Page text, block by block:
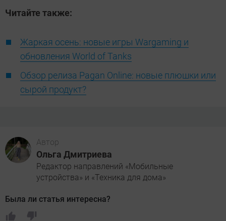
Читайте также:
Жаркая осень: новые игры Wargaming и
обновления World of Tanks
Обзор релиза Pagan Online: новые плюшки или
сырой продукт?
Автор
Ольга Дмитриева
Редактор направлений «Мобильные
устройства» и «Техника для дома»
Была ли статья интересна?